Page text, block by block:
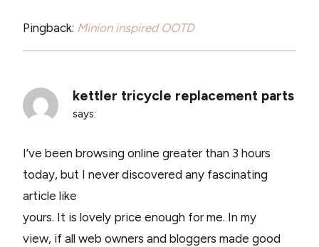
Pingback: Minion inspired OOTD
kettler tricycle replacement parts
says:
I’ve been browsing online greater than 3 hours
today, but I never discovered any fascinating
article like
yours. It is lovely price enough for me. In my
view, if all web owners and bloggers made good